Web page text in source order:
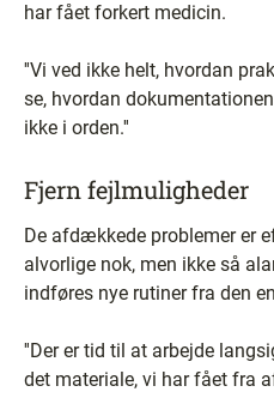
har fået forkert medicin.
''Vi ved ikke helt, hvordan
se, hvordan
ikke i orden.''
Fjern fejlmuligheder
De afdækkede problemer er
alvorlige nok, men ikke så
indføres nye rutiner fra den
''Der er tid til at arbejde
det materiale, vi har fået fra